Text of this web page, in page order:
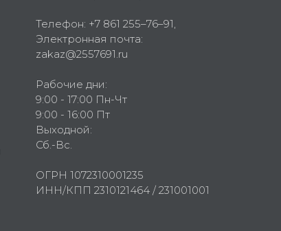
Телефон: +7 861 255–76–91,
Электронная почта:
zakaz@2557691.ru
Рабочие дни:
9:00 - 17:00 Пн-Чт
9:00 - 16:00 Пт
Выходной:
Сб.-Вс.
ОГРН 1072310001235
ИНН/КПП 2310121464 / 231001001